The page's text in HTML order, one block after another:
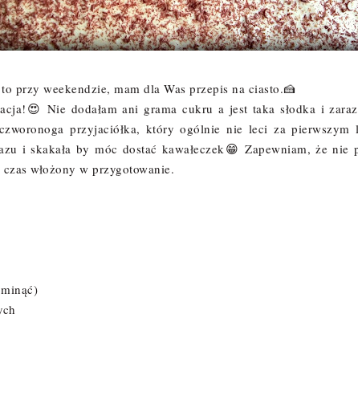
przy weekendzie, mam dla Was przepis na ciasto.🍰
Nie dodałam ani grama cukru a jest taka słodka i
przyjaciółka, który ogólnie nie leci za pierwszym
i skakała by móc dostać kawałeczek😁 Zapewniam, że nie
włożony w przygotowanie.